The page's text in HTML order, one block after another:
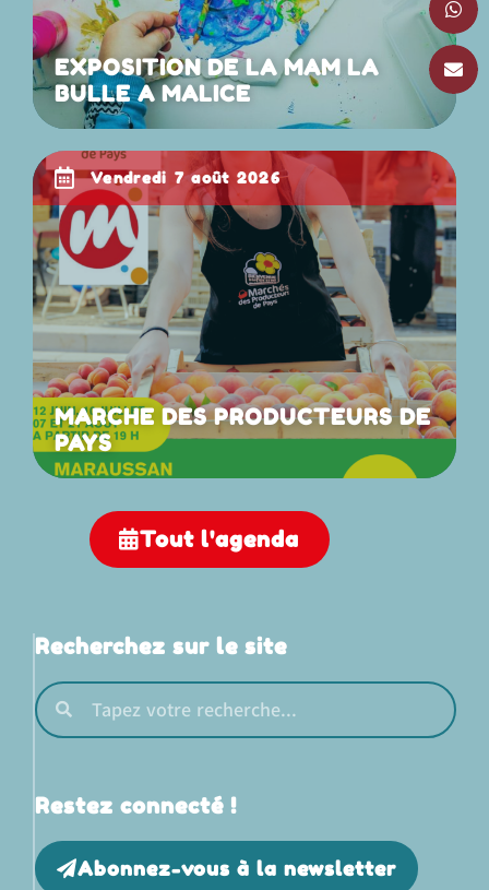
EXPOSITION DE LA MAM LA
BULLE A MALICE
vendredi 7 août 2026
MARCHE DES PRODUCTEURS DE
PAYS
Tout l'agenda
Recherchez sur le site
Restez connecté !
Abonnez-vous à la newsletter